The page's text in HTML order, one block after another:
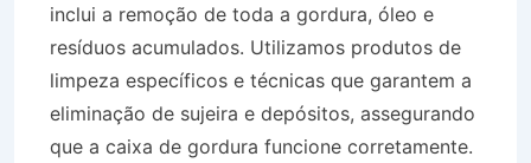
inclui a remoção de toda a gordura, óleo e
resíduos acumulados. Utilizamos produtos de
limpeza específicos e técnicas que garantem a
eliminação de sujeira e depósitos, assegurando
que a caixa de gordura funcione corretamente.